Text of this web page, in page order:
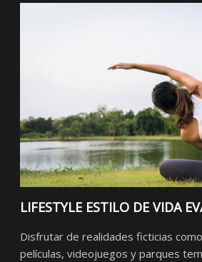
LIFESTYLE ESTILO DE VIDA
Disfrutar de realidades ficticias
películas, videojuegos y parques